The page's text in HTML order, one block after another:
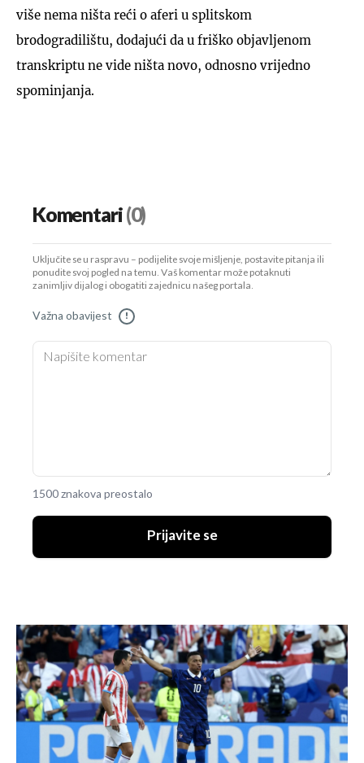
više nema ništa reći o aferi u splitskom
brodogradilištu, dodajući da u friško objavljenom
transkriptu ne vide ništa novo, odnosno vrijedno
spominjanja.
Komentari(0)
Uključite se u raspravu – podijelite svoje mišljenje, postavite pitanja ili
ponudite svoj pogled na temu. Vaš komentar može potaknuti
zanimljiv dijalog i obogatiti zajednicu našeg portala.
Važna obavijest !
1500 znakova preostalo
Prijavite se